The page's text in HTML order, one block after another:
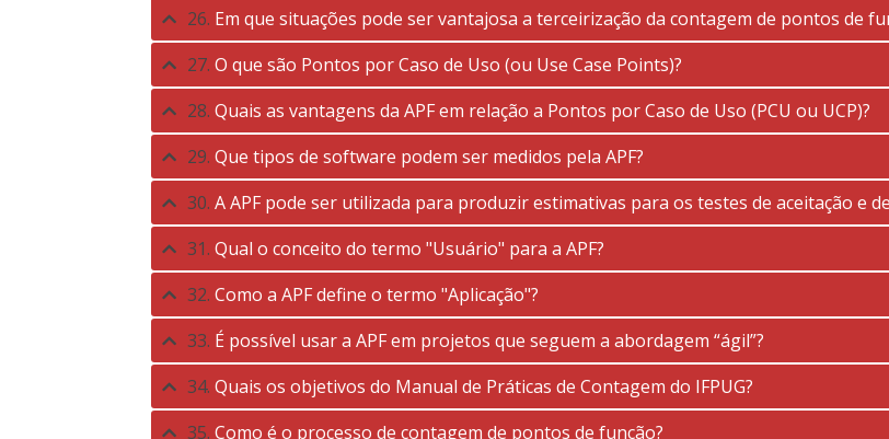
26. Em que situações pode ser vantajosa a terceirização da contagem de pontos de
27. O que são Pontos por Caso de Uso (ou Use Case Points)?
28. Quais as vantagens da APF em relação a Pontos por Caso de Uso (PCU ou UCP)?
29. Que tipos de software podem ser medidos pela APF?
30. A APF pode ser utilizada para produzir estimativas para os testes de aceitação e
31. Qual o conceito do termo "Usuário" para a APF?
32. Como a APF define o termo "Aplicação"?
33. É possível usar a APF em projetos que seguem a abordagem “ágil”?
34. Quais os objetivos do Manual de Práticas de Contagem do IFPUG?
35. Como é o processo de contagem de pontos de função?